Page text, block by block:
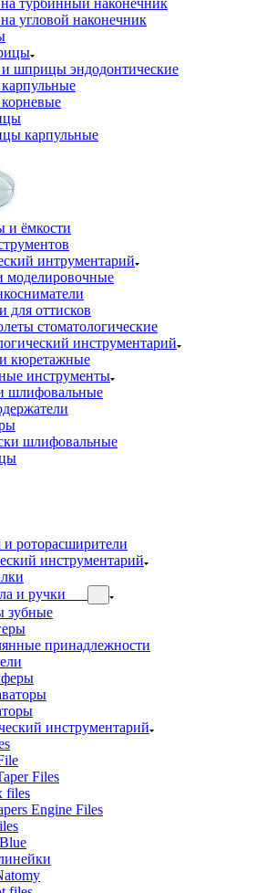
турбинный наконечник
угловой наконечник
шприцы эндодонтические
карпульные
и ёмкости
интрументарий
моделировочные
для оттисков
стоматологические
инструментарий
кюретажные
инструменты
шлифовальные
шлифовальные
и роторасширители
инструментарий
и ручки
зубные
принадлежности
инструментарий
Files
files
Engine Files